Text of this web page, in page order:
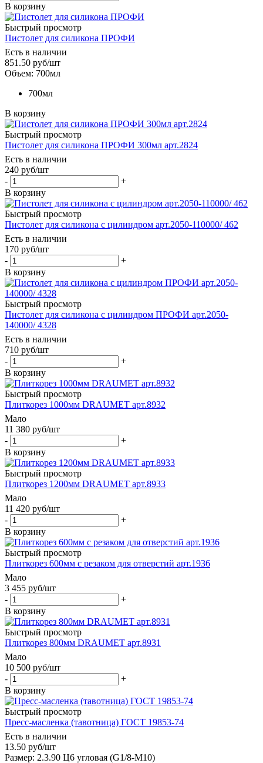
В корзину
Быстрый просмотр
Пистолет для силикона ПРОФИ
Есть в наличии
851.50 руб/шт
Объем: 700мл
700мл
В корзину
Быстрый просмотр
Пистолет для силикона ПРОФИ 300мл арт.2824
Есть в наличии
240 руб/шт
-
+
В корзину
Быстрый просмотр
Пистолет для силикона с цилиндром арт.2050-110000/ 462
Есть в наличии
170 руб/шт
-
+
В корзину
Быстрый просмотр
Пистолет для силикона с цилиндром ПРОФИ арт.2050-
140000/ 4328
Есть в наличии
710 руб/шт
-
+
В корзину
Быстрый просмотр
Плиткорез 1000мм DRAUMET арт.8932
Мало
11 380 руб/шт
-
+
В корзину
Быстрый просмотр
Плиткорез 1200мм DRAUMET арт.8933
Мало
11 420 руб/шт
-
+
В корзину
Быстрый просмотр
Плиткорез 600мм с резаком для отверстий арт.1936
Мало
3 455 руб/шт
-
+
В корзину
Быстрый просмотр
Плиткорез 800мм DRAUMET арт.8931
Мало
10 500 руб/шт
-
+
В корзину
Быстрый просмотр
Пресс-масленка (тавотница) ГОСТ 19853-74
Есть в наличии
13.50 руб/шт
Размер: 2.3.90 Ц6 угловая (G1/8-М10)